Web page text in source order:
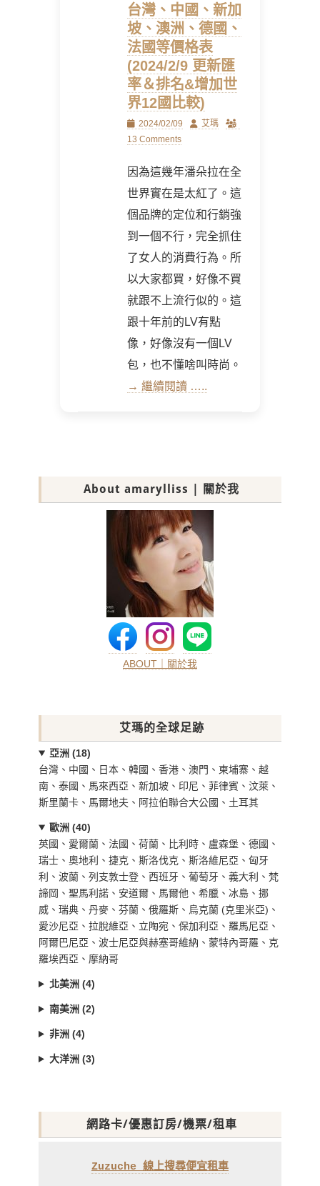
台灣、中國、新加
坡、澳洲、德國、
法國等價格表
(2024/2/9 更新匯
率＆排名&增加世
界12國比較)
Posted
on
2024/02/09 Author
艾瑪
13 Comments
因為這幾年潘朵拉在全
世界實在是太紅了。這
個品牌的定位和行銷強
到一個不行，完全抓住
了女人的消費行為。所
以大家都買，好像不買
就跟不上流行似的。這
跟十年前的LV有點
像，好像沒有一個LV
包，也不懂啥叫時尚。
→ 繼續閱讀 …..
About amarylliss | 關於我
ABOUT｜關於我
艾瑪的全球足跡
亞洲 (18)
台灣、中國、日本、韓國、香港、澳門、柬埔寨、越
南、泰國、馬來西亞、新加坡、印尼、菲律賓、汶萊、
斯里蘭卡、馬爾地夫、阿拉伯聯合大公國、土耳其
歐洲 (40)
英國、愛爾蘭、法國、荷蘭、比利時、盧森堡、德國、
瑞士、奧地利、捷克、斯洛伐克、斯洛維尼亞、匈牙
利、波蘭、列支敦士登、西班牙、葡萄牙、義大利、梵
諦岡、聖馬利諾、安道爾、馬爾他、希臘、冰島、挪
威、瑞典、丹麥、芬蘭、俄羅斯、烏克蘭 (克里米亞)、
愛沙尼亞、拉脫維亞、立陶宛、保加利亞、羅馬尼亞、
阿爾巴尼亞、波士尼亞與赫塞哥維納、蒙特內哥羅、克
羅埃西亞、摩納哥
北美洲 (4)
南美洲 (2)
非洲 (4)
大洋洲 (3)
網路卡/優惠訂房/機票/租車
Zuzuche 線上搜尋便宜租車